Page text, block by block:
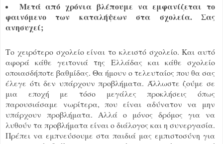
Μετά από χρόνια βλέπουμε να εμφανίζεται το
φαινόμενο των καταλήψεων στα σχολεία. Σας
ανησυχεί;
Το χειρότερο σχολείο είναι το κλειστό σχολείο. Και αυτό
αφορά κάθε γειτονιά της Ελλάδας και κάθε σχολείο
οποιασδήποτε βαθμίδας. Θα ήμουν ο τελευταίος που θα σας
έλεγε ότι δεν υπάρχουν προβλήματα. Άλλωστε ζούμε σε
μια εποχή με τόσο μεγάλες προκλήσεις όπως
παρουσιάσαμε νωρίτερα, που είναι αδύνατον να μην
υπάρχουν προβλήματα. Αλλά ο μόνος δρόμος για να
λυθούν τα προβλήματα είναι ο διάλογος και η συνεργασία.
Πρέπει να εμπνεύσουμε στα παιδιά μας εμπιστοσύνη για